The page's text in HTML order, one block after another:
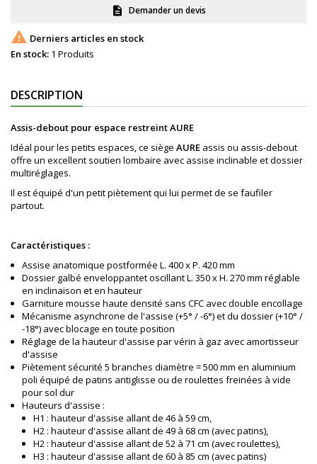
description Demander un devis
 Derniers articles en stock
En stock: 1 Produits
DESCRIPTION
Assis-debout pour espace restreint AURE
Idéal pour les petits espaces, ce siège AURE assis ou assis-debout
offre un excellent soutien lombaire avec assise inclinable et dossier
multiréglages.
Il est équipé d'un petit piètement qui lui permet de se faufiler
partout.
Caractéristiques :
Assise anatomique postformée L. 400 x P. 420 mm
Dossier galbé enveloppantet oscillant L. 350 x H. 270 mm réglable
en inclinaison et en hauteur
Garniture mousse haute densité sans CFC avec double encollage
Mécanisme asynchrone de l'assise (+5° / -6°) et du dossier (+10° /
-18°) avec blocage en toute position
Réglage de la hauteur d'assise par vérin à gaz avec amortisseur
d'assise
Piètement sécurité 5 branches diamètre = 500 mm en aluminium
poli équipé de patins antiglisse ou de roulettes freinées à vide
pour sol dur
Hauteurs d'assise :
H1 : hauteur d'assise allant de 46 à 59 cm,
H2 : hauteur d'assise allant de 49 à 68 cm (avec patins),
H2 : hauteur d'assise allant de 52 à 71 cm (avec roulettes),
H3 : hauteur d'assise allant de 60 à 85 cm (avec patins)